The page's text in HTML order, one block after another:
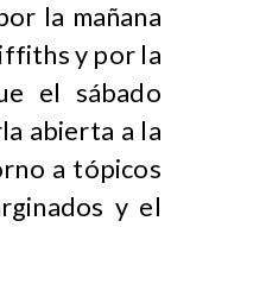
la mañana
y por la
el sábado
abierta a la
a tópicos
y el